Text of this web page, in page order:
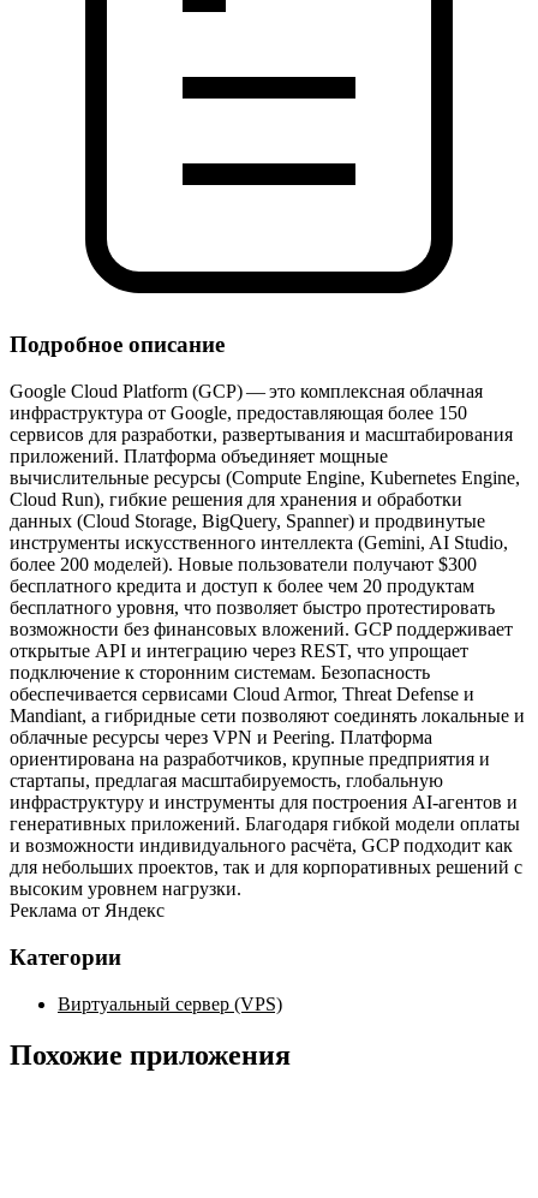
Подробное описание
Google Cloud Platform (GCP) — это комплексная облачная
инфраструктура от Google, предоставляющая более 150
сервисов для разработки, развертывания и масштабирования
приложений. Платформа объединяет мощные
вычислительные ресурсы (Compute Engine, Kubernetes Engine,
Cloud Run), гибкие решения для хранения и обработки
данных (Cloud Storage, BigQuery, Spanner) и продвинутые
инструменты искусственного интеллекта (Gemini, AI Studio,
более 200 моделей). Новые пользователи получают $300
бесплатного кредита и доступ к более чем 20 продуктам
бесплатного уровня, что позволяет быстро протестировать
возможности без финансовых вложений. GCP поддерживает
открытые API и интеграцию через REST, что упрощает
подключение к сторонним системам. Безопасность
обеспечивается сервисами Cloud Armor, Threat Defense и
Mandiant, а гибридные сети позволяют соединять локальные и
облачные ресурсы через VPN и Peering. Платформа
ориентирована на разработчиков, крупные предприятия и
стартапы, предлагая масштабируемость, глобальную
инфраструктуру и инструменты для построения AI‑агентов и
генеративных приложений. Благодаря гибкой модели оплаты
и возможности индивидуального расчёта, GCP подходит как
для небольших проектов, так и для корпоративных решений с
высоким уровнем нагрузки.
Реклама от Яндекс
Категории
Виртуальный сервер (VPS)
Похожие приложения